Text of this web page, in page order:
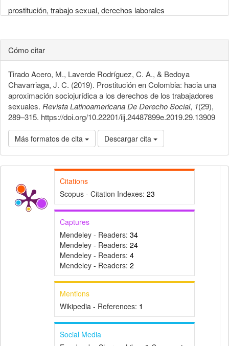
prostitución, trabajo sexual, derechos laborales
Cómo citar
Tirado Acero, M., Laverde Rodríguez, C. A., & Bedoya
Chavarriaga, J. C. (2019). Prostitución en Colombia: hacia una
aproximación sociojurídica a los derechos de los trabajadores
sexuales. Revista Latinoamericana De Derecho Social, 1(29),
289–315. https://doi.org/10.22201/iij.24487899e.2019.29.13909
Más formatos de cita Descargar cita
Citations
Scopus - Citation Indexes: 23
Captures
Mendeley - Readers: 34
Mendeley - Readers: 24
Mendeley - Readers: 4
Mendeley - Readers: 2
Mentions
Wikipedia - References: 1
Social Media